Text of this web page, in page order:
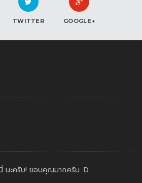
TWITTER GOOGLE+
นี่ นะครับ! ขอบคุณมากครับ :D